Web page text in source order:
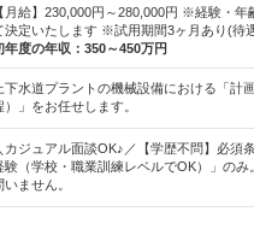
【月給】230,000円～280,000円 ※経験・年
決定いたします ※試用期間3ヶ月あり(待
年度の年収： 350～450万円
下水道プラントの機械設備における「計
）」をお任せします。
カジュアル面談OK♪／【学歴不問】必須
験（学校・職業訓練レベルでOK）」のみ
いません。